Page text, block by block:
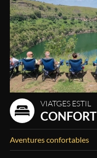
VIATGES ESTIL
CONFORT
Aventures confortables